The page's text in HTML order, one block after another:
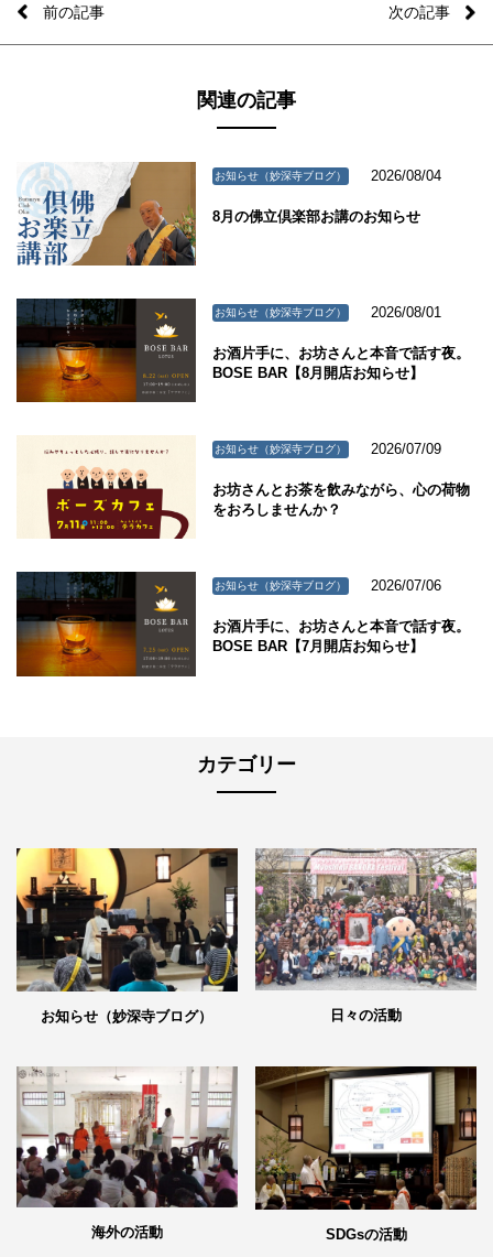
前の記事 次の記事
関連の記事
お知らせ（妙深寺ブログ） 2026/08/04
8月の佛立倶楽部お講のお知らせ
お知らせ（妙深寺ブログ） 2026/08/01
お酒片手に、お坊さんと本音で話す夜。
BOSE BAR【8月開店お知らせ】
お知らせ（妙深寺ブログ） 2026/07/09
お坊さんとお茶を飲みながら、心の荷物
をおろしませんか？
お知らせ（妙深寺ブログ） 2026/07/06
お酒片手に、お坊さんと本音で話す夜。
BOSE BAR【7月開店お知らせ】
カテゴリー
お知らせ（妙深寺ブログ） 日々の活動
海外の活動 SDGsの活動